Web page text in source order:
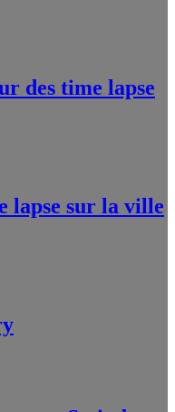
des time lapse
lapse sur la ville